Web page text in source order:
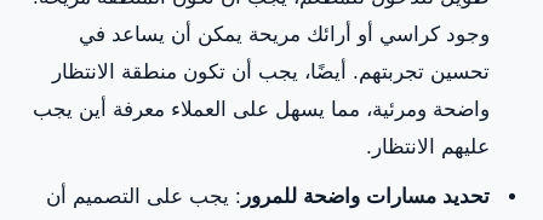
وجود كراسي أو أرائك مريحة يمكن أن يساعد في
تحسين تجربتهم. أيضًا، يجب أن تكون منطقة الانتظار
واضحة ومرئية، مما يسهل على العملاء معرفة أين يجب
عليهم الانتظار.
تحديد مسارات واضحة للمرور : يجب على التصميم أن